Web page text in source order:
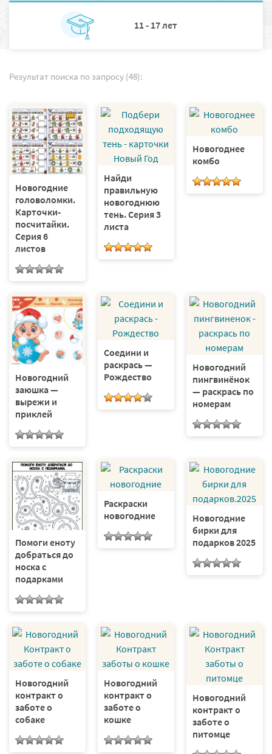
11 - 17 лет
Результат поиска по запросу (48):
Новогодние
головоломки.
Карточки-
посчитайки.
Серия 6
листов
Найди
правильную
новогоднюю
тень. Серия 3
листа
Новогоднее
комбо
Новогодний
заюшка —
вырежи и
приклей
Соедини и
раскрась —
Рождество
Новогодний
пингвинёнок
— раскрась по
номерам
Помоги еноту
добраться до
носка с
подарками
Раскраски
новогодние
Новогодние
бирки для
подарков 2025
Новогодний
контракт о
заботе о
собаке
Новогодний
контракт о
заботе о
кошке
Новогодний
контракт о
заботе о
питомце